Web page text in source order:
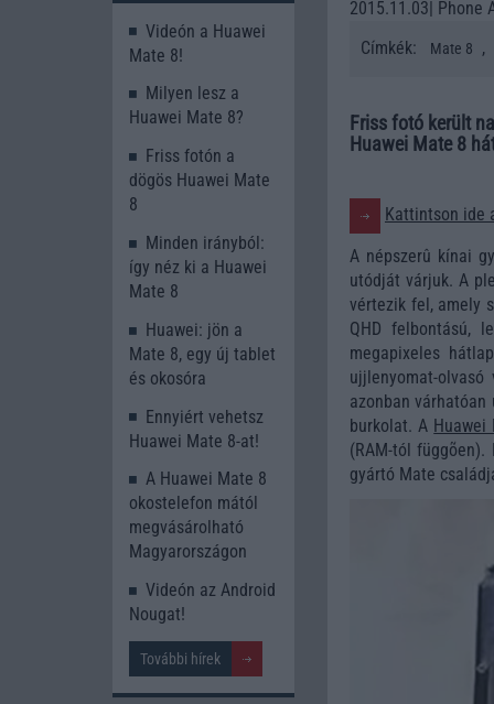
2015.11.03| Phone
Címkék:
Mate 8 ,
Friss fotó került
Huawei Mate 8
Kattintson ide
A népszerû kínai
utódját várjuk. A
vértezik fel, amely
QHD felbontású,
megapixeles
ujjlenyomat-
azonban
burkolat. A Huawei
(RAM-tól
gyártó Mate
Videón a Huawei
Mate 8!
Milyen lesz a
Huawei Mate 8?
Friss fotón a
dögös Huawei Mate
8
Minden irányból:
így néz ki a Huawei
Mate 8
Huawei: jön a
Mate 8, egy új tablet
és okosóra
Ennyiért vehetsz
Huawei Mate 8-at!
A Huawei Mate 8
okostelefon mától
megvásárolható
Magyarországon
Videón az Android
Nougat!
További hírek